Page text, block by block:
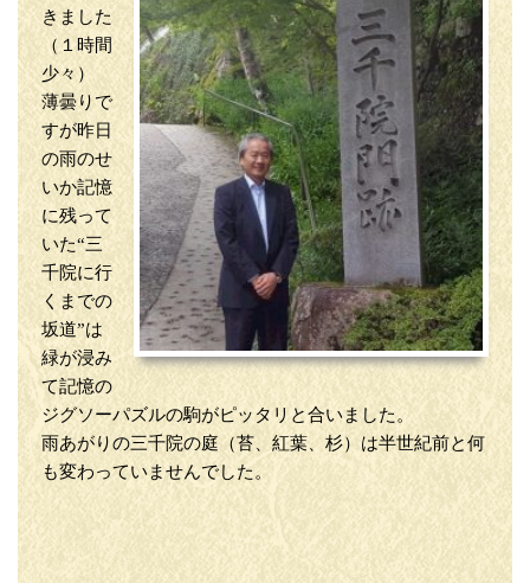
きました
（１時間
少々）
薄曇りで
すが昨日
の雨のせ
いか記憶
に残って
いた“三
千院に行
くまでの
坂道”は
緑が浸み
て記憶の
ジグソーパズルの駒がピッタリと合いました。
雨あがりの三千院の庭（苔、紅葉、杉）は半世紀前と何
も変わっていませんでした。